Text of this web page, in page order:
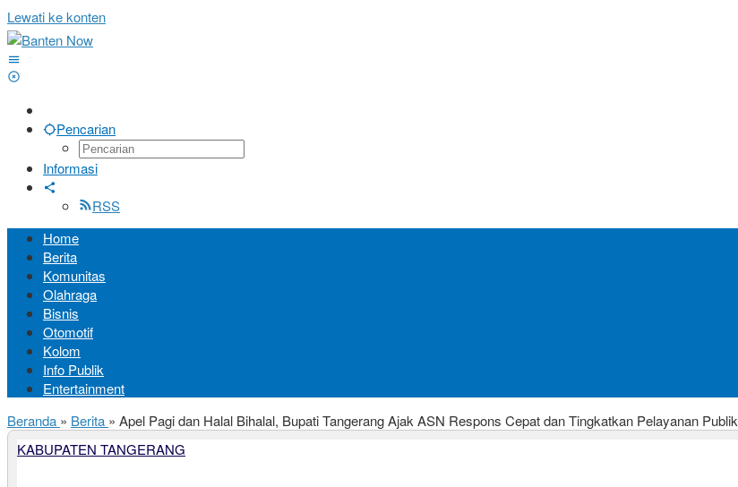
Lewati ke konten
Pencarian
Informasi
RSS
Home
Berita
Komunitas
Olahraga
Bisnis
Otomotif
Kolom
Info Publik
Entertainment
Beranda » Berita » Apel Pagi dan Halal Bihalal, Bupati Tangerang Ajak ASN Respons Cepat dan Tingkatkan Pelayanan Publik
KABUPATEN TANGERANG